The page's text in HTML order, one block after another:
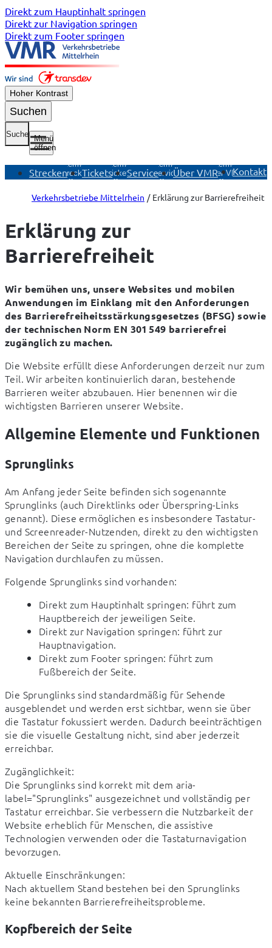
Direkt zum Hauptinhalt springen
Direkt zur Navigation springen
Direkt zum Footer springen
Hoher Kontrast
Suchen
Suche
Menü
öffnen
Strecken
Untermenü
Strecken
öffnen
Tickets
Untermenü
Tickets
öffnen
Service
Untermenü
Service
öffnen
Über VMR
Untermenü
Über VMR
öffnen
Kontakt
Verkehrsbetriebe Mittelrhein Erklärung zur Barrierefreiheit
Erklärung zur
Barrierefreiheit
Wir bemühen uns, unsere Websites und mobilen
Anwendungen im Einklang mit den Anforderungen
des Barrierefreiheitsstärkungsgesetzes (BFSG) sowie
der technischen Norm EN 301 549 barrierefrei
zugänglich zu machen.
Die Website erfüllt diese Anforderungen derzeit nur zum
Teil. Wir arbeiten kontinuierlich daran, bestehende
Barrieren weiter abzubauen. Hier benennen wir die
wichtigsten Barrieren unserer Website.
Allgemine Elemente und Funktionen
Sprunglinks
Am Anfang jeder Seite befinden sich sogenannte
Sprunglinks (auch Direktlinks oder Überspring-Links
genannt). Diese ermöglichen es insbesondere Tastatur-
und Screenreader-Nutzenden, direkt zu den wichtigsten
Bereichen der Seite zu springen, ohne die komplette
Navigation durchlaufen zu müssen.
Folgende Sprunglinks sind vorhanden:
Direkt zum Hauptinhalt springen: führt zum
Hauptbereich der jeweiligen Seite.
Direkt zur Navigation springen: führt zur
Hauptnavigation.
Direkt zum Footer springen: führt zum
Fußbereich der Seite.
Die Sprunglinks sind standardmäßig für Sehende
ausgeblendet und werden erst sichtbar, wenn sie über
die Tastatur fokussiert werden. Dadurch beeinträchtigen
sie die visuelle Gestaltung nicht, sind aber jederzeit
erreichbar.
Zugänglichkeit:
Die Sprunglinks sind korrekt mit dem aria-
label="Sprunglinks" ausgezeichnet und vollständig per
Tastatur erreichbar. Sie verbessern die Nutzbarkeit der
Website erheblich für Menschen, die assistive
Technologien verwenden oder die Tastaturnavigation
bevorzugen.
Aktuelle Einschränkungen:
Nach aktuellem Stand bestehen bei den Sprunglinks
keine bekannten Barrierefreiheitsprobleme.
Kopfbereich der Seite